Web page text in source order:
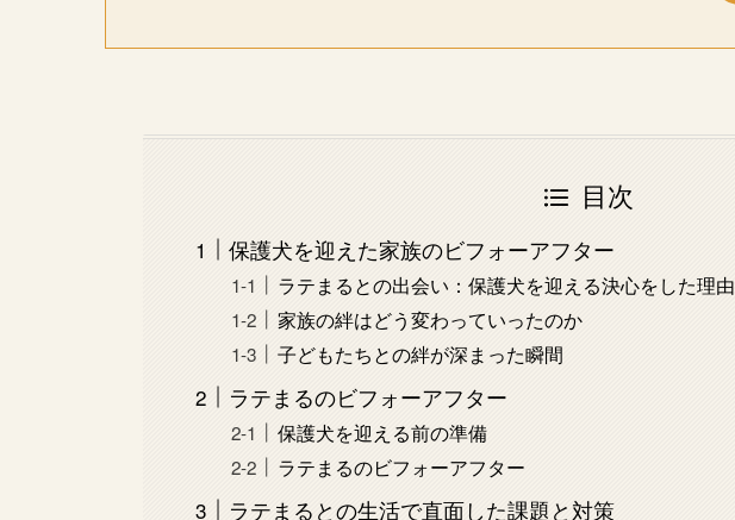
目次
保護犬を迎えた家族のビフォーアフター
ラテまるとの出会い：保護犬を迎える決心をした理由
家族の絆はどう変わっていったのか
子どもたちとの絆が深まった瞬間
ラテまるのビフォーアフター
保護犬を迎える前の準備
ラテまるのビフォーアフター
ラテまるとの生活で直面した課題と対策